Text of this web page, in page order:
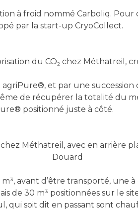
à froid nommé Carboliq.
par la start-up CryoCollect.
du CO2 chez Méthatreil,
et par une succession
de récupérer la totalité du
positionné juste à côté.
chez Méthatreil, avec en arrière
Douard
avant d’être transporté, une à
de 30 m³ positionnées sur le
qui soit dit en passant sont